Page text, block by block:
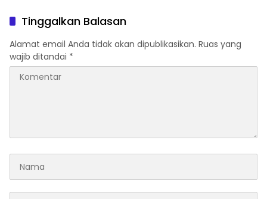
Tinggalkan Balasan
Alamat email Anda tidak akan dipublikasikan. Ruas yang
wajib ditandai *